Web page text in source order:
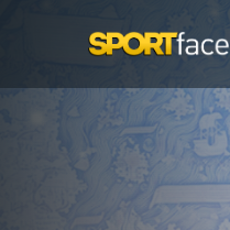
SportFace
Coppa del Mondo ISSF -